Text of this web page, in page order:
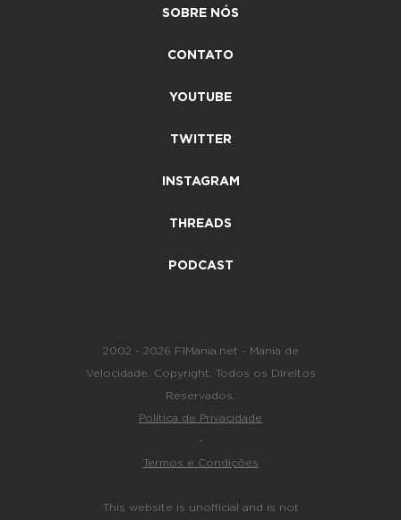
SOBRE NÓS
CONTATO
YOUTUBE
TWITTER
INSTAGRAM
THREADS
PODCAST
2002 - 2026 F1Mania.net - Mania de
Velocidade. Copyright. Todos os Direitos
Reservados.
Política de Privacidade
-
Termos e Condições
This website is unofficial and is not